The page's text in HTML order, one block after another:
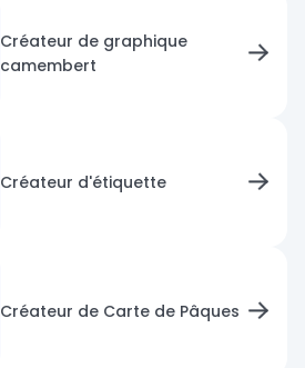
Créateur de graphique
camembert
Créateur d'étiquette
Créateur de Carte de Pâques